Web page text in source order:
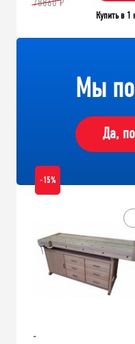
Купить в 1
Мы
Да,
-15%
-